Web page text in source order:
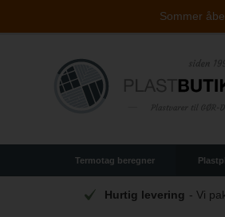
Sommer
Termotag beregner
Cut-